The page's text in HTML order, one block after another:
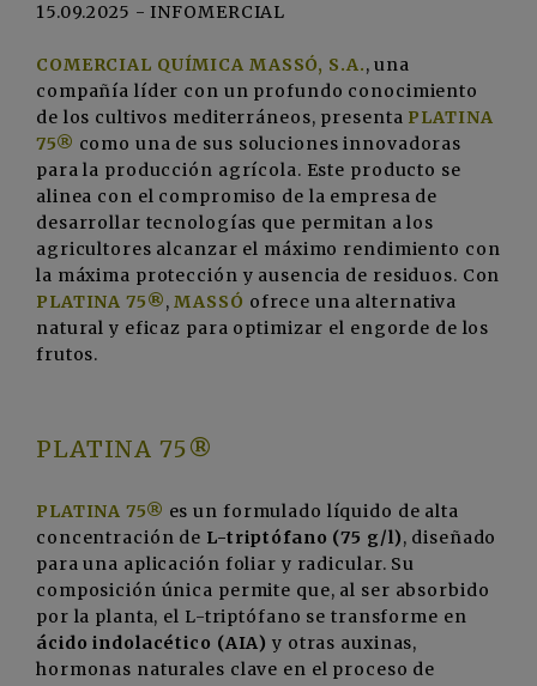
15.09.2025 - INFOMERCIAL
COMERCIAL QUÍMICA MASSÓ, S.A., una
compañía líder con un profundo conocimiento
de los cultivos mediterráneos, presenta PLATINA
75® como una de sus soluciones innovadoras
para la producción agrícola. Este producto se
alinea con el compromiso de la empresa de
desarrollar tecnologías que permitan a los
agricultores alcanzar el máximo rendimiento con
la máxima protección y ausencia de residuos. Con
PLATINA 75®,MASSÓ ofrece una alternativa
natural y eficaz para optimizar el engorde de los
frutos.
PLATINA 75 ®
PLATINA 75® es un formulado líquido de alta
concentración de L-triptófano (75 g/l), diseñado
para una aplicación foliar y radicular. Su
composición única permite que, al ser absorbido
por la planta, el L-triptófano se transforme en
ácido indolacético (AIA) y otras auxinas,
hormonas naturales clave en el proceso de